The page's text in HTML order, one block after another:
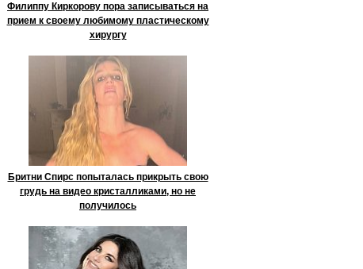
Филиппу Киркорову пора записываться на
прием к своему любимому пластическому
хирургу
Бритни Спирс попыталась прикрыть свою
грудь на видео кристалликами, но не
получилось